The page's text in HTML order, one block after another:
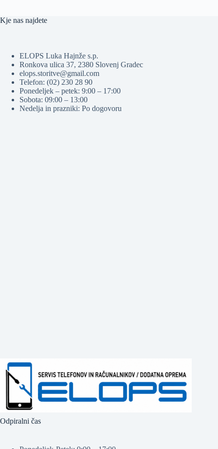
Kje nas najdete
ELOPS Luka Hajnže s.p.
Ronkova ulica 37, 2380 Slovenj Gradec
elops.storitve@gmail.com
Telefon: (02) 230 28 90
Ponedeljek – petek: 9:00 – 17:00
Sobota: 09:00 – 13:00
Nedelja in prazniki: Po dogovoru
Odpiralni čas